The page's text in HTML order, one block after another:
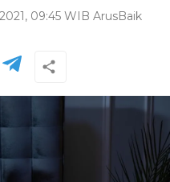
09:45 WIB ArusBaik